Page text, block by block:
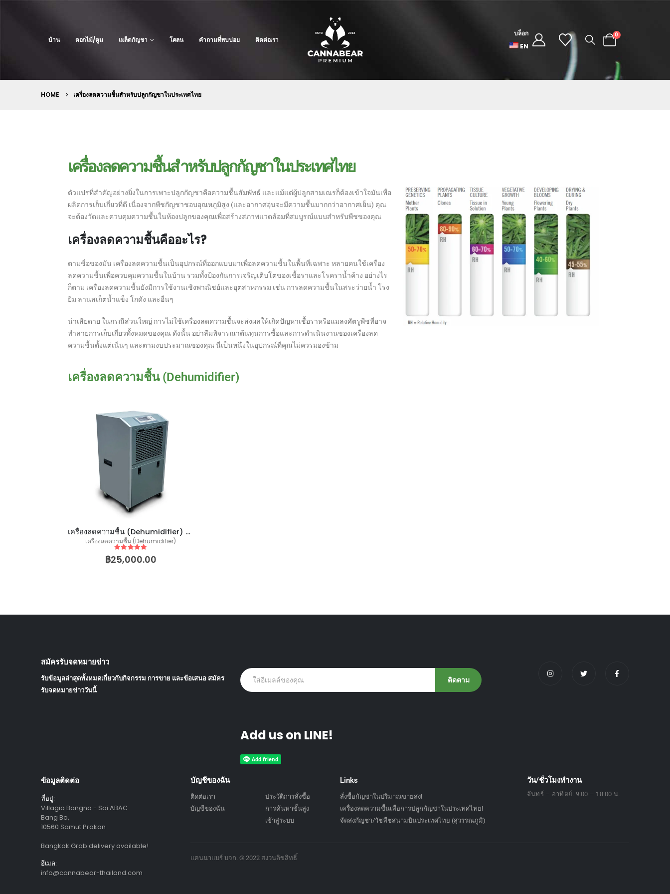
บ้าน ดอกไม้/ตูม เมล็ดกัญชา โคลน คำถามที่พบบ่อย ติดต่อเรา
บล็อก
EN
0
HOME เครื่องลดความชื้นสำหรับปลูกกัญชาในประเทศไทย
เครื่องลดความชื้นสำหรับปลูกกัญชาในประเทศไทย
ตัวแปรที่สำคัญอย่างยิ่งในการเพาะปลูกกัญชาคือความชื้นสัมพัทธ์ และแม้แต่ผู้ปลูกสามเณรก็ต้องเข้าใจมันเพื่อ
ผลิตการเก็บเกี่ยวที่ดี เนื่องจากพืชกัญชาชอบอุณหภูมิสูง (และอากาศอุ่นจะมีความชื้นมากกว่าอากาศเย็น) คุณ
จะต้องวัดและควบคุมความชื้นในห้องปลูกของคุณเพื่อสร้างสภาพแวดล้อมที่สมบูรณ์แบบสำหรับพืชของคุณ
เครื่องลดความชื้นคืออะไร?
ตามชื่อของมัน เครื่องลดความชื้นเป็นอุปกรณ์ที่ออกแบบมาเพื่อลดความชื้นในพื้นที่เฉพาะ หลายคนใช้เครื่อง
ลดความชื้นเพื่อควบคุมความชื้นในบ้าน รวมทั้งป้องกันการเจริญเติบโตของเชื้อราและโรคราน้ำค้าง อย่างไร
ก็ตาม เครื่องลดความชื้นยังมีการใช้งานเชิงพาณิชย์และอุตสาหกรรม เช่น การลดความชื้นในสระว่ายน้ำ โรง
ยิม ลานสเก็ตน้ำแข็ง โกดัง และอื่นๆ
น่าเสียดาย ในกรณีส่วนใหญ่ การไม่ใช้เครื่องลดความชื้นจะส่งผลให้เกิดปัญหาเชื้อราหรือแมลงศัตรูพืชที่อาจ
ทำลายการเก็บเกี่ยวทั้งหมดของคุณ ดังนั้น อย่าลืมพิจารณาต้นทุนการซื้อและการดำเนินงานของเครื่องลด
ความชื้นตั้งแต่เนิ่นๆ และตามงบประมาณของคุณ นี่เป็นหนึ่งในอุปกรณ์ที่คุณไม่ควรมองข้าม
เครื่องลดความชื้น (Dehumidifier)
เครื่องลดความชื้น (Dehumidifier) (60L / Day)
เครื่องลดความชื้น (Dehumidifier)
5out of 5
฿25,000.00
สมัครรับจดหมายข่าว
รับข้อมูลล่าสุดทั้งหมดเกี่ยวกับกิจกรรม การขาย และข้อเสนอ สมัคร
รับจดหมายข่าววันนี้
Add us on LINE!
ข้อมูลติดต่อ
ที่อยู่:
Villagio Bangna - Soi ABAC
Bang Bo,
10560 Samut Prakan
Bangkok Grab delivery available!
อีเมล:
info@cannabear-thailand.com
บัญชีของฉัน
ติดต่อเรา
บัญชีของฉัน
ประวัติการสั่งซื้อ
การค้นหาขั้นสูง
เข้าสู่ระบบ
Links
สั่งซื้อกัญชาในปริมาณขายส่ง!
เครื่องลดความชื้นเพื่อการปลูกกัญชาในประเทศไทย!
จัดส่งกัญชา/วัชพืชสนามบินประเทศไทย (สุวรรณภูมิ)
วัน/ชั่วโมงทำงาน
จันทร์ – อาทิตย์: 9:00 – 18:00 น.
แคนนาแบร์ บจก. © 2022 สงวนลิขสิทธิ์